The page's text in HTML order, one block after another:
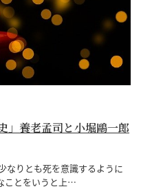
」養老孟司と小堀鷗一郎
なりとも死を意識するように
ことをいうと上…